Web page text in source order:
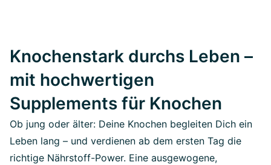
Knochenstark durchs Leben –
mit hochwertigen
Supplements für Knochen
Ob jung oder älter: Deine Knochen begleiten Dich ein
Leben lang – und verdienen ab dem ersten Tag die
richtige Nährstoff-Power. Eine ausgewogene,